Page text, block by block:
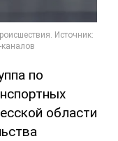
по
области